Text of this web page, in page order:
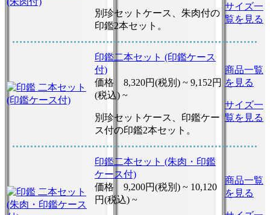
別珍セットケース、朱肉付の
印鑑2本セット。
サイズ一
覧を見る
印鑑二本セット (印鑑ケース
付)
価格 8,320円(税別) ~ 9,152円
(税込) ~
別珍セットケース、印鑑ケー
ス付の印鑑2本セット。
商品一覧
を見る
サイズ一
覧を見る
印鑑二本セット (朱肉・印鑑
ケース付)
価格 9,200円(税別) ~ 10,120
円(税込) ~
商品一覧
を見る